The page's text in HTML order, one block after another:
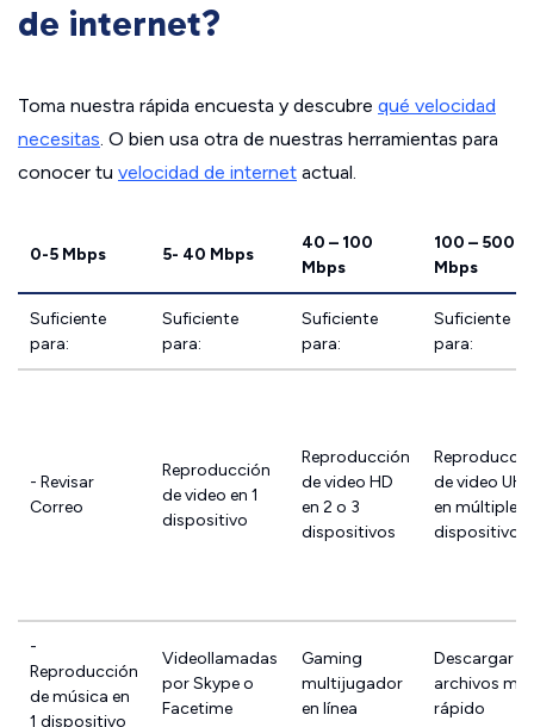
de internet?
Toma nuestra rápida encuesta y descubre qué velocidad
necesitas. O bien usa otra de nuestras herramientas para
conocer tu velocidad de internet actual.
0-5 Mbps 5- 40 Mbps
40 – 100
Mbps
100 – 500
Mbps
Suficiente
para:
Suficiente
para:
Suficiente
para:
Suficiente
para:
- Revisar
Correo
Reproducción
de video en 1
dispositivo
Reproducción
de video HD
en 2 o 3
dispositivos
de video
en múltiples
dispositivos
-
Reproducción
de música en
1 dispositivo
Videollamadas
por Skype o
Facetime
Gaming
multijugador
en línea
Descargar
archivos
rápido